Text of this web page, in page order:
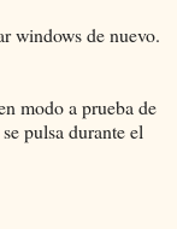
windows de nuevo.
modo a prueba de
pulsa durante el